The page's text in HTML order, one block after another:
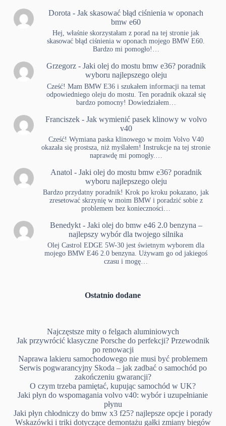
Dorota -Jak skasować błąd ciśnienia w oponach
bmw e60
Hej, właśnie skorzystałam z porad na tej stronie jak
skasować błąd ciśnienia w oponach mojego BMW E60.
Bardzo mi pomogło!…
Grzegorz- Jaki olej do mostu bmw e36? poradnik
wyboru najlepszego oleju
Cześć! Mam BMW E36 i szukałem informacji na temat
odpowiedniego oleju do mostu. Ten poradnik okazał się
bardzo pomocny! Dowiedziałem…
Franciszek- Jak wymienić pasek klinowy w volvo
v40
Cześć! Wymiana paska klinowego w moim Volvo V40
okazała się prostsza, niż myślałem! Instrukcje na tej stronie
naprawdę mi pomogły.…
Anatol - Jaki olej do mostu bmw e36? poradnik
wyboru najlepszego oleju
Bardzo przydatny poradnik! Krok po kroku pokazano, jak
zresetować skrzynię w moim BMW i poradzić sobie z
problemem bez konieczności…
Benedykt- Jaki olej do bmw e46 2.0 benzyna –
najlepszy wybór dla twojego silnika
Olej Castrol EDGE 5W-30 jest świetnym wyborem dla
mojego BMW E46 2.0 benzyna. Używam go od jakiegoś
czasu i mogę…
Ostatnio dodane
Najczęstsze mity o felgach aluminiowych
Jak przywrócić klasyczne Porsche do perfekcji? Przewodnik
po renowacji
Naprawa lakieru samochodowego nie musi być problemem
Serwis pogwarancyjny Skoda – jak zadbać o samochód po
zakończeniu gwarancji?
O czym trzeba pamiętać, kupując samochód w UK?
Jaki płyn do wspomagania volvo v40: wybór i uzupełnianie
płynu
Jaki płyn chłodniczy do bmw x3 f25? najlepsze opcje i porady
Wskazówki i triki dotyczące demontażu gałki zmiany biegów